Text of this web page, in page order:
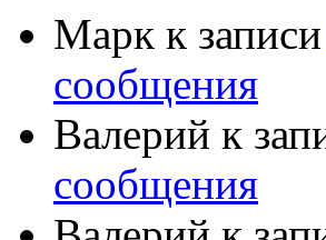
Марк к записи
сообщения
Валерий к
сообщения